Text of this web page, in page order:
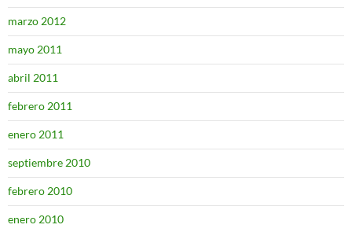
marzo 2012
mayo 2011
abril 2011
febrero 2011
enero 2011
septiembre 2010
febrero 2010
enero 2010